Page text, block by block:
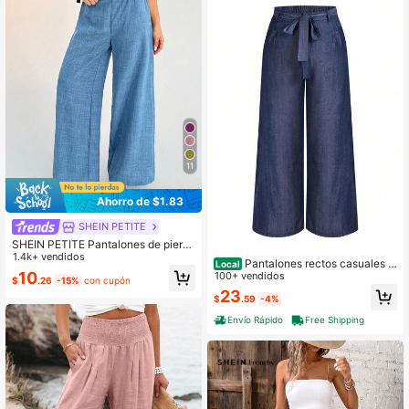
11
Ahorro de $1.83
SHEIN PETITE
SHEIN PETITE Pantalones de piern
a ancha azul con cintura para mujer
casual de vacaciones, para mujeres
de talla pequeña
1.4k+ vendidos
$10.26 -15% con cupón
Local Pantalones rectos casuales d
e cintura amplia y de un solo color p
ara mujer
100+ vendidos
$23.59 -4%
Envío Rápido
Free Shipping